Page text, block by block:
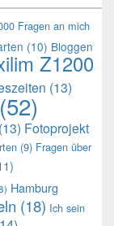
Fragen an mich
(10) Bloggen
Z1200
(13)
(52)
(13) Fotoprojekt
(9) Fragen über
Hamburg
(18) Ich sein